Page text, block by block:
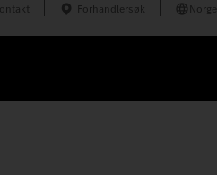
Forhandlersøk Norge